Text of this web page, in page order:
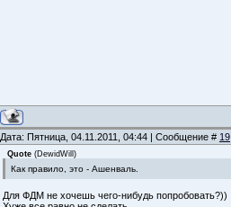
Дата: Пятница, 04.11.2011, 04:44 | Сообщение # 19
Quote (DewidWill )
Как правило, это - Ашенваль.
Для ФДМ не хочешь чего-нибудь попробовать?))